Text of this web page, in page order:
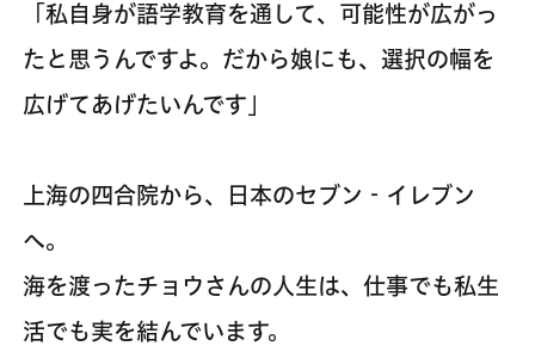
「私自身が語学教育を通して、可能性が広がっ
たと思うんですよ。だから娘にも、選択の幅を
広げてあげたいんです」
上海の四合院から、日本のセブン‐イレブン
へ。
海を渡ったチョウさんの人生は、仕事でも私生
活でも実を結んでいます。